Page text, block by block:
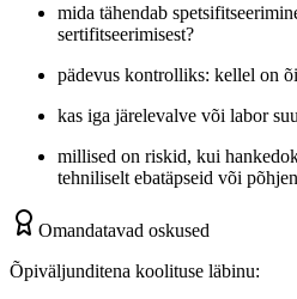
mida tähendab
sertifitseerimisest?
pädevus kontrolliks: kellel on
kas iga järelevalve või labor
millised on riskid, kui
tehniliselt ebatäpseid või
Omandatavad oskused
Õpiväljunditena koolituse läbinu: